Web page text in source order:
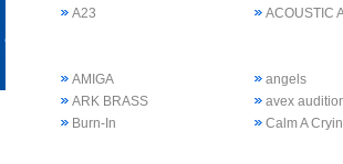
A23
ACOUSTIC
AMIGA
angels
ARK BRASS
avex
Burn-In
Calm A